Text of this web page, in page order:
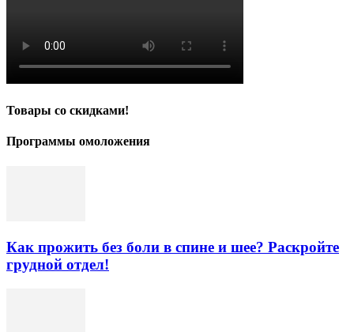
Товары со скидками!
Программы омоложения
Как прожить без боли в спине и шее? Раскройте
грудной отдел!